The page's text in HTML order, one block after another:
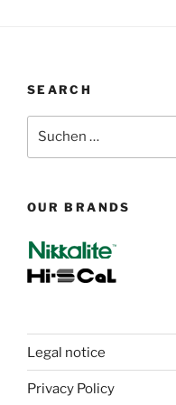
SEARCH
nach:
OUR BRANDS
Legal notice
Privacy Policy